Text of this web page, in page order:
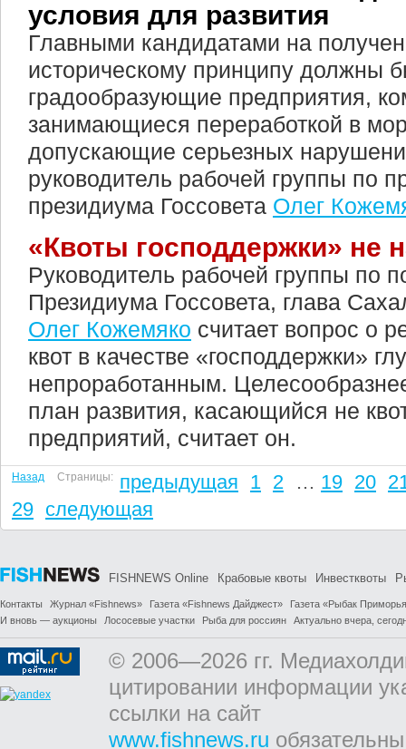
условия для развития
Главными кандидатами на
историческому принципу должны
градообразующие предприятия,
занимающиеся переработкой в
допускающие серьезных
руководитель рабочей группы по
президиума Госсовета Олег
«Квоты господдержки» не
Руководитель рабочей группы по
Президиума Госсовета, глава
Олег Кожемяко считает вопрос о
квот в качестве «господдержки»
непроработанным.
план развития, касающийся не
предприятий, считает он.
Назад Страницы: предыдущая 1 2 … 19 20
29 следующая
FISHNEWS Online Крабовые квоты Инвестквоты
Контакты Журнал «Fishnews» Газета «Fishnews Дайджест»
Газета «Рыбак
И вновь — аукционы
Лососевые участки Рыба для россиян Актуально вчера,
© 2006—2026 гг.
цитировании информации
ссылки на сайт
www.fishnews.ru